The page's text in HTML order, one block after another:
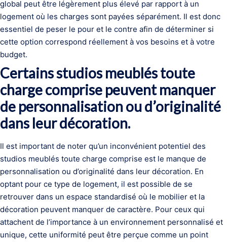
global peut être légèrement plus élevé par rapport à un
logement où les charges sont payées séparément. Il est donc
essentiel de peser le pour et le contre afin de déterminer si
cette option correspond réellement à vos besoins et à votre
budget.
Certains studios meublés toute
charge comprise peuvent manquer
de personnalisation ou d’originalité
dans leur décoration.
Il est important de noter qu’un inconvénient potentiel des
studios meublés toute charge comprise est le manque de
personnalisation ou d’originalité dans leur décoration. En
optant pour ce type de logement, il est possible de se
retrouver dans un espace standardisé où le mobilier et la
décoration peuvent manquer de caractère. Pour ceux qui
attachent de l’importance à un environnement personnalisé et
unique, cette uniformité peut être perçue comme un point